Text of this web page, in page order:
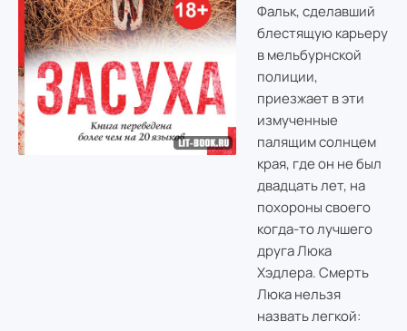
Фальк, сделавший
блестящую карьеру
в мельбурнской
полиции,
приезжает в эти
измученные
палящим солнцем
края, где он не был
двадцать лет, на
похороны своего
когда-то лучшего
друга Люка
Хэдлера. Смерть
Люка нельзя
назвать легкой: